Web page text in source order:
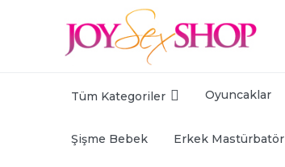
Tüm Kategoriler Oyuncaklar
Şişme Bebek Erkek Mastürbatör